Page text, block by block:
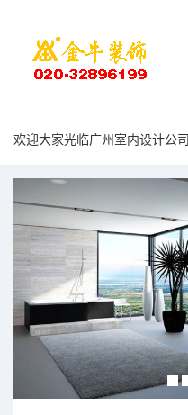
欢迎大家光临广州室内设计公